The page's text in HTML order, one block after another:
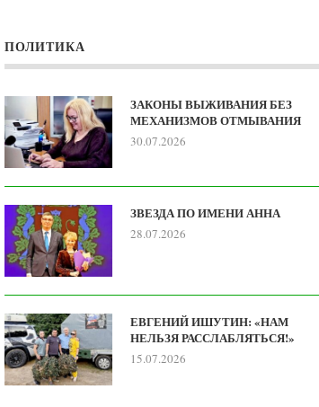
ПОЛИТИКА
ЗАКОНЫ ВЫЖИВАНИЯ БЕЗ
МЕХАНИЗМОВ ОТМЫВАНИЯ
30.07.2026
ЗВЕЗДА ПО ИМЕНИ АННА
28.07.2026
ЕВГЕНИЙ ИШУТИН: «НАМ
НЕЛЬЗЯ РАССЛАБЛЯТЬСЯ!»
15.07.2026